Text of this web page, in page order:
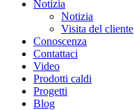
Notizia
Notizia
Visita del cliente
Conoscenza
Contattaci
Video
Prodotti caldi
Progetti
Blog